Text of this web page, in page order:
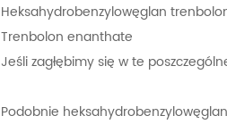
Heksahydrobenzylowęglan
Trenbolon enanthate
Jeśli zagłębimy się w te
Podobnie